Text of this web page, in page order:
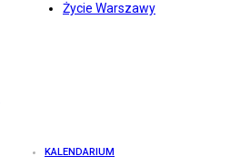
Życie Warszawy
KALENDARIUM